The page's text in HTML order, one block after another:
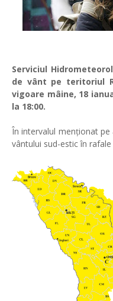
Serviciul
de vânt pe teritoriul
vigoare mâine, 18
la 18:00.
În intervalul menționat pe
vântului sud-estic în